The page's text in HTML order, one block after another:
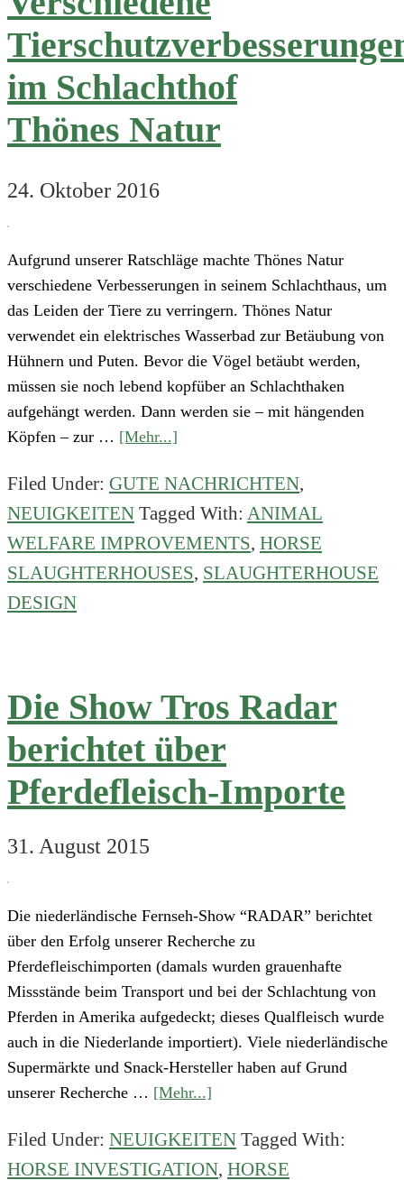
im Schlachthof
Thönes Natur
24. Oktober 2016
Aufgrund unserer Ratschläge machte Thönes Natur
verschiedene Verbesserungen in seinem Schlachthaus, um
das Leiden der Tiere zu verringern. Thönes Natur
verwendet ein elektrisches Wasserbad zur Betäubung von
Hühnern und Puten. Bevor die Vögel betäubt werden,
müssen sie noch lebend kopfüber an Schlachthaken
aufgehängt werden. Dann werden sie – mit hängenden
Köpfen – zur … [Mehr...]
Tierschutzverbesserungen
im
Schlachthof
Thönes
Natur
Filed Under: GUTE NACHRICHTEN,
NEUIGKEITEN Tagged With: ANIMAL
WELFARE IMPROVEMENTS, HORSE
SLAUGHTERHOUSES, SLAUGHTERHOUSE
DESIGN
Die Show Tros Radar
berichtet über
Pferdefleisch-Importe
31. August 2015
Die niederländische Fernseh-Show “RADAR” berichtet
über den Erfolg unserer Recherche zu
Pferdefleischimporten (damals wurden grauenhafte
Missstände beim Transport und bei der Schlachtung von
Pferden in Amerika aufgedeckt; dieses Qualfleisch wurde
auch in die Niederlande importiert). Viele niederländische
Supermärkte und Snack-Hersteller haben auf Grund
unserer Recherche … [Mehr...]
Show
Tros
Filed Under: NEUIGKEITEN Tagged With:
HORSE INVESTIGATION, HORSE